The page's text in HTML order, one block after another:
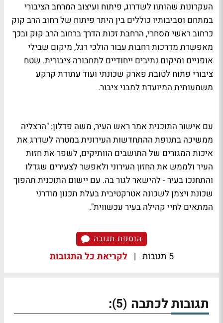
העקרונות שהותוו לשדרוג, פיתוח ועיצוב המרחב הציבורי
במתחם וסביבותיו כוללים בין היתר פיתוח של רחוב הרב קוק
כרחוב ראשי מסחרי, הרחבת זכות הדרך ברחוב הרב קוק ובכך
מאפשרת מדרכות רחבות עבור הולכי רגל, מיקום שבילי
אופניים ומיקום נתיבים ייחודיים לתחבורה ציבורית. שטח
ציבורי פתוח לטובת פארק שכונתי ועוד עתודת קרקע
משמעותית המיועדת למבני ציבור.
עם אישור התוכנית אמר ראש העיר, משה פדלון: "הרצליה
ממשיכה בתנופת ההתחדשות העירונית במטרה לשדרג את
איכות המגורים של התושבים הוותיקים, לשפר את חזות
העיר ולממש את החזון העירוני ולאפשר לצעירים שגדלו
והתחנכו בעיר - להישאר לגור בה. עם יישום התוכנית תהפוך
שכונת ויצמן לשכונה אטרקטיבית בעלת תכנון מודרני
המתאים לחיי קהילה בעיר עכשווית".
הוספת תגובה
5 תגובות | לקריאת כל התגובות
תגובות לכתבה (5)
: